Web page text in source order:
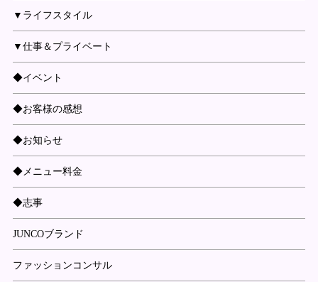
▼ライフスタイル
▼仕事＆プライベート
◆イベント
◆お客様の感想
◆お知らせ
◆メニュー料金
◆志事
JUNCOブランド
ファッションコンサル